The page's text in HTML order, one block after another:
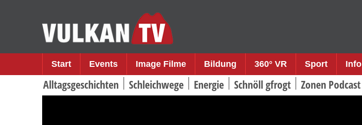
Start Events Image Filme Bildung 360° VR Sport Info
Alltagsgeschichten Schleichwege Energie Schnöll gfrogt Zonen Podcast